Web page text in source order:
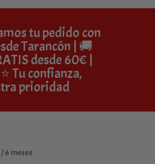
tu pedido con
Tarancón | 🚚
desde 60€ |
Tu confianza,
prioridad
6 meses